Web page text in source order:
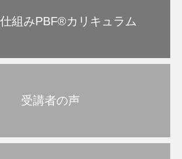
組みPBF®︎カリキュラム
受講者の声